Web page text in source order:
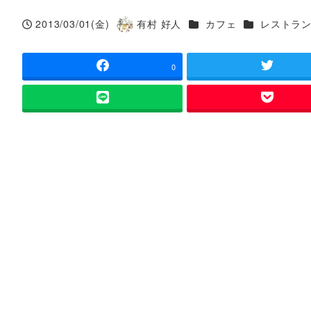
投稿日
2013/03/01(金)
著
有村 好人 カテゴリー
カフェ カテゴリー
レストラン
0